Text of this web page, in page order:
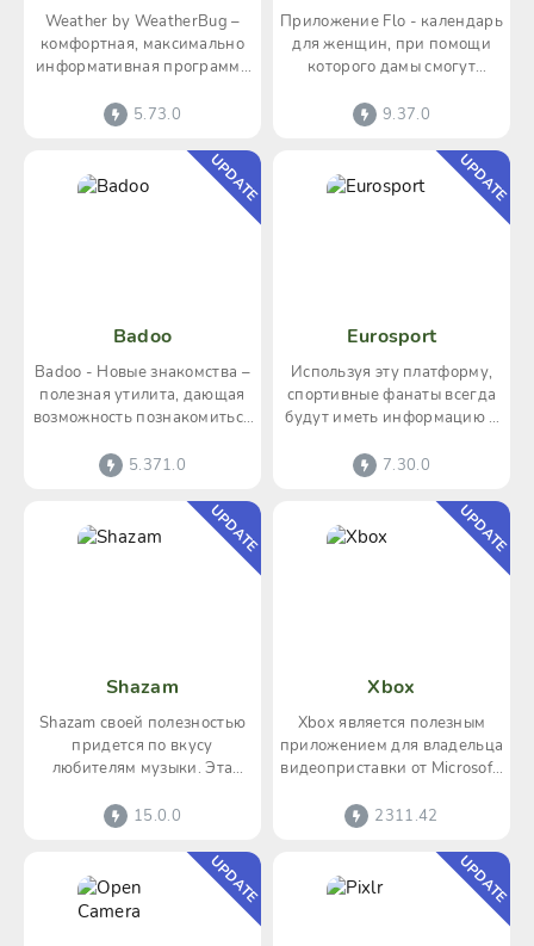
Weather by WeatherBug –
комфортная, максимально
информативная программа
полную погодную
5.73.0
Приложение Flo - календарь
для женщин, при помощи
которого дамы смогут
критических дней,
9.37.0
Badoo
Badoo - Новые знакомства –
полезная утилита, дающая
возможность познакомиться
родном населенном
5.371.0
UPDATE
Eurosport
Используя эту платформу,
спортивные фанаты всегда
будут иметь информацию о
спорта, с помощью
7.30.0
UPDATE
Shazam
Shazam своей полезностью
придется по вкусу
любителям музыки. Эта
пользователю распознать
15.0.0
UPDATE
Xbox
Xbox является полезным
приложением для владельца
видеоприставки от Microsoft.
возможным
2311.42
UPDATE
UPDATE UPDATE